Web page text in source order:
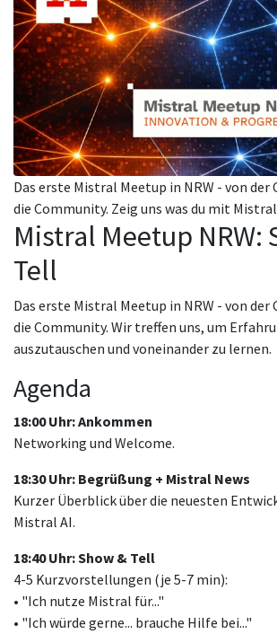
Das erste Mistral Meetup in NRW - von
die Community. Zeig uns was du mit
Mistral Meetup NRW:
Tell
Das erste Mistral Meetup in NRW - von
die Community. Wir treffen uns, um
auszutauschen und voneinander zu lernen.
Agenda
18:00 Uhr: Ankommen
Networking und Welcome.
18:30 Uhr: Begrüßung + Mistral News
Kurzer Überblick über die neuesten
Mistral AI.
18:40 Uhr: Show & Tell
4-5 Kurzvorstellungen (je 5-7 min):
• "Ich nutze Mistral für..."
• "Ich würde gerne... brauche Hilfe bei..."